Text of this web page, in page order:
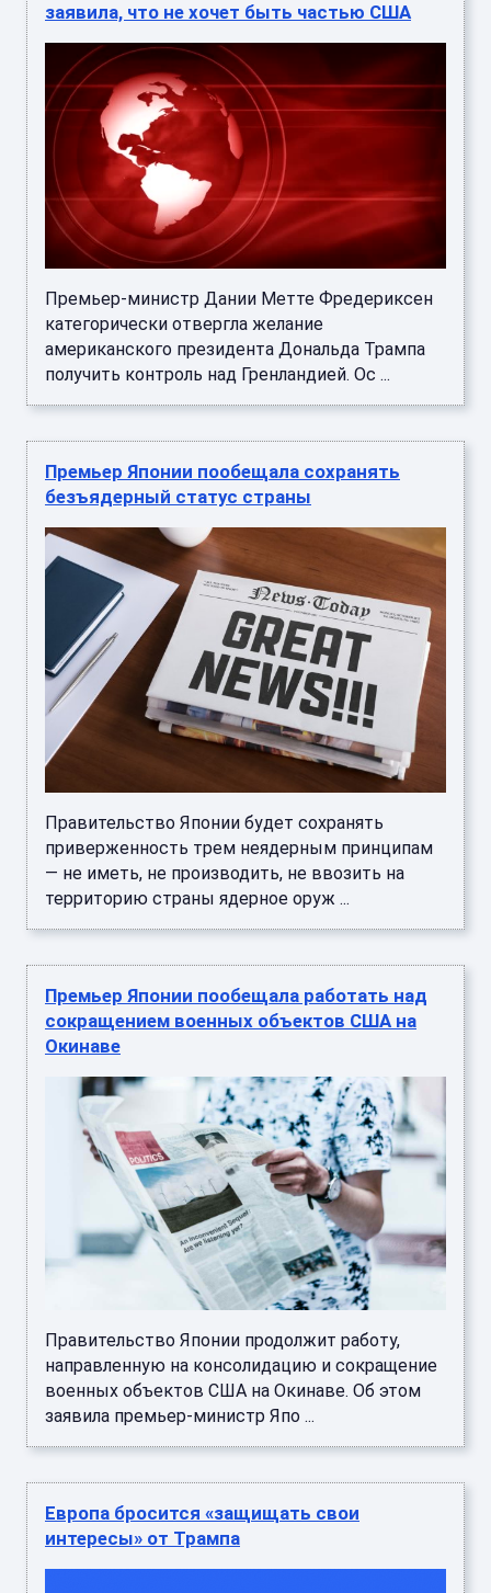
заявила, что не хочет быть частью США
Премьер-министр Дании Метте Фредериксен
категорически отвергла желание
американского президента Дональда Трампа
получить контроль над Гренландией. Ос ...
Премьер Японии пообещала сохранять
безъядерный статус страны
Правительство Японии будет сохранять
приверженность трем неядерным принципам
— не иметь, не производить, не ввозить на
территорию страны ядерное оруж ...
Премьер Японии пообещала работать над
сокращением военных объектов США на
Окинаве
Правительство Японии продолжит работу,
направленную на консолидацию и сокращение
военных объектов США на Окинаве. Об этом
заявила премьер-министр Япо ...
Европа бросится «защищать свои
интересы» от Трампа